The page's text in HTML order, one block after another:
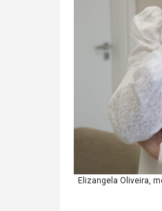
Elizangela Oliveira,